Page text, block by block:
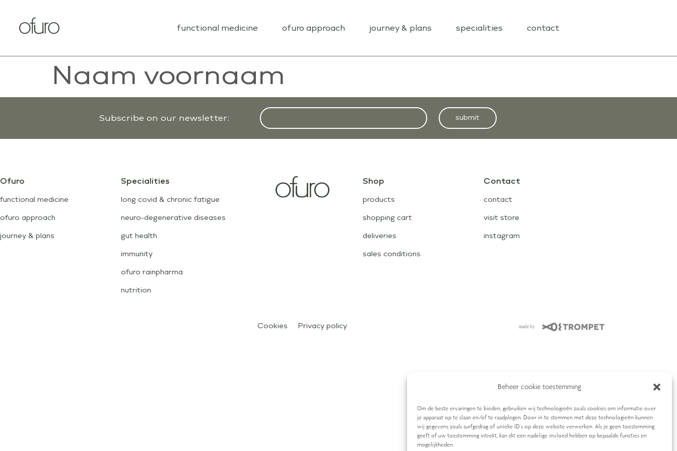
Beheer cookie toestemming
Om de beste ervaringen te bieden, gebruiken wij technologieën zoals cookies om informatie over
je apparaat op te slaan en/of te raadplegen. Door in te stemmen met deze technologieën kunnen
wij gegevens zoals surfgedrag of unieke ID's op deze website verwerken. Als je geen toestemming
geeft of uw toestemming intrekt, kan dit een nadelige invloed hebben op bepaalde functies en
mogelijkheden.
functional medicine ofuro approach journey & plans specialities contact
Naam voornaam
Subscribe on our newsletter: submit
Ofuro
functional medicine
ofuro approach
journey & plans
Specialities
long covid & chronic fatigue
neuro-degenerative diseases
gut health
immunity
ofuro rainpharma
nutrition
Shop
products
shopping cart
deliveries
sales conditions
Contact
contact
visit store
instagram
Cookies Privacy policy